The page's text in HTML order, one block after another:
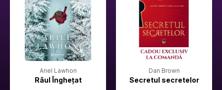
Ariel Lawhon
Râul Înghețat
Dan Brown
Secretul secretelor